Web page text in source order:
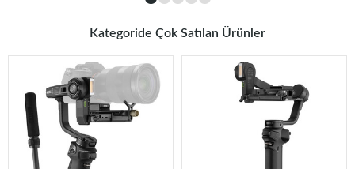
Kategoride Çok Satılan Ürünler